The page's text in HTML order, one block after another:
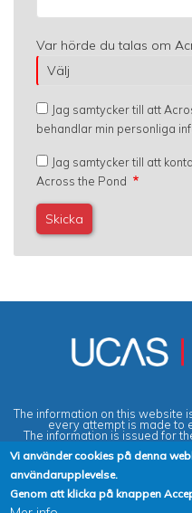
Var hörde du talas om
Jag samtycker till att
behandlar min personliga
Jag samtycker till att
Across the Pond
The information on this website
every attempt is made to
The information is issued for
does not form part of
Privacy & Data Protection
Human Trafficking Statement |
Vi använder cookies på denna
användarupplevelse.
Genom att klicka på knappen